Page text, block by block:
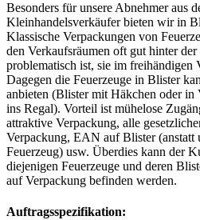
Besonders für unsere Abnehmer aus
Kleinhandelsverkäufer bieten wir in
Klassische Verpackungen von
den Verkaufsräumen oft gut hinter
problematisch ist, sie im freihändigen
Dagegen die Feuerzeuge in Blister
anbieten (Blister mit Häkchen oder in
ins Regal). Vorteil ist mühelose
attraktive Verpackung, alle
Verpackung, EAN auf Blister (anstatt
Feuerzeug) usw. Überdies kann der
diejenigen Feuerzeuge und deren
auf Verpackung befinden werden.
Auftragsspezifikation: